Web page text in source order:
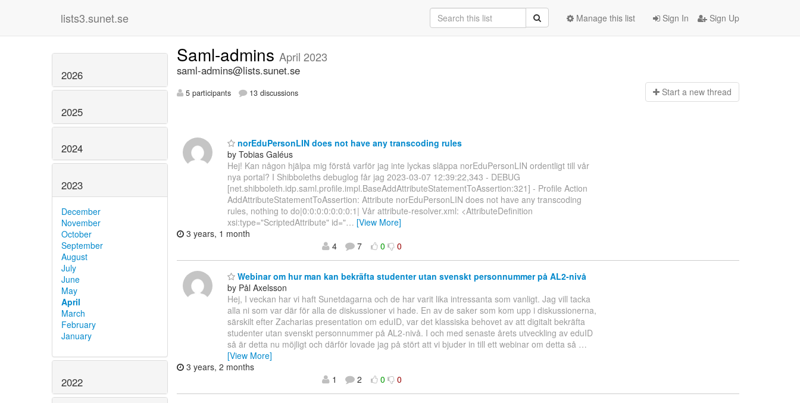
lists3.sunet.se Sign In Sign Up
Manage this list
2026
2025
2024
2023
December
November
October
September
August
July
June
May
April
March
February
January
2022
Saml-admins April 2023
saml-admins@lists.sunet.se
5 participants 13 discussions Start a new thread
norEduPersonLIN does not have any transcoding rules
by Tobias Galéus
Hej! Kan någon hjälpa mig förstå varför jag inte lyckas släppa norEduPersonLIN ordentligt till vår
nya portal? I Shibboleths debuglog får jag 2023-03-07 12:39:22,343 - DEBUG
[net.shibboleth.idp.saml.profile.impl.BaseAddAttributeStatementToAssertion:321] - Profile Action
AddAttributeStatementToAssertion: Attribute norEduPersonLIN does not have any transcoding
rules, nothing to do|0:0:0:0:0:0:0:1| Vår attribute-resolver.xml: <AttributeDefinition
xsi:type="ScriptedAttribute" id="… [View More]
3 years, 1 month
4
7 0 0
Webinar om hur man kan bekräfta studenter utan svenskt personnummer på AL2-nivå
by Pål Axelsson
Hej, I veckan har vi haft Sunetdagarna och de har varit lika intressanta som vanligt. Jag vill tacka
alla ni som var där för alla de diskussioner vi hade. En av de saker som kom upp i diskussionerna,
särskilt efter Zacharias presentation om eduID, var det klassiska behovet av att digitalt bekräfta
studenter utan svenskt personnummer på AL2-nivå. I och med senaste årets utveckling av eduID
så är detta nu möjligt och därför lovade jag på stört att vi bjuder in till ett webinar om detta så …
[View More]
3 years, 2 months
1
2 0 0